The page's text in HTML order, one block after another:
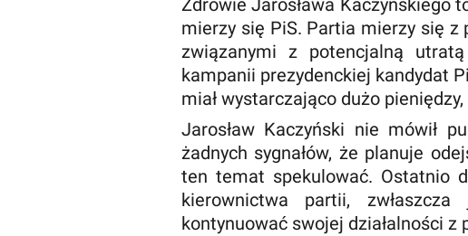
Zdrowie Jarosława Kaczyńskiego
mierzy się PiS. Partia mierzy się
związanymi z potencjalną
kampanii prezydenckiej kandydat
miał wystarczająco dużo
Jarosław Kaczyński nie mówił
żadnych sygnałów, że planuje
ten temat spekulować. Ostatnio
kierownictwa partii,
kontynuować swojej działalności z